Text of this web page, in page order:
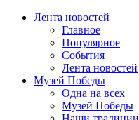
Лента новостей
Главное
Популярное
События
Лента новостей
Музей Победы
Одна на всех
Музей Победы